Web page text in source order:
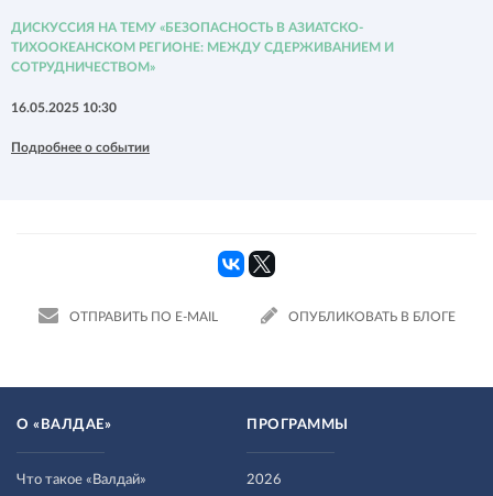
ДИСКУССИЯ НА ТЕМУ «БЕЗОПАСНОСТЬ В АЗИАТСКО-
ТИХООКЕАНСКОМ РЕГИОНЕ: МЕЖДУ СДЕРЖИВАНИЕМ И
СОТРУДНИЧЕСТВОМ»
16.05.2025 10:30
Подробнее о событии
ОТПРАВИТЬ ПО E-MAIL ОПУБЛИКОВАТЬ В БЛОГЕ
О «ВАЛДАЕ»
Что такое «Валдай»
ПРОГРАММЫ
2026